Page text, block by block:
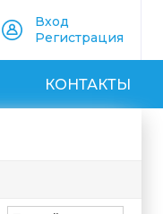
Вход
Регистрация
КОНТАКТЫ